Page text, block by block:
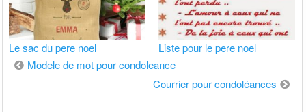
Le sac du pere noel Liste pour le pere noel
Navigation
Modele de mot pour condoleance
Courrier pour condoléances